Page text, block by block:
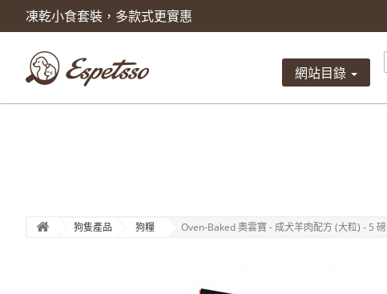
凍乾小食套裝，多款式更實惠
產品已被加入到購物車
數量
總計
網站目錄
狗隻產品 狗糧 Oven-Baked 奧雲寶 - 成犬羊肉配方 (大粒) - 5 磅